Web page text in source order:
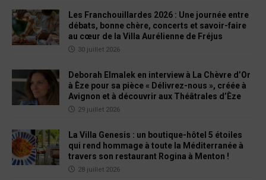
Les Franchouillardes 2026 : Une journée entre
débats, bonne chère, concerts et savoir-faire
au cœur de la Villa Aurélienne de Fréjus
30 juillet 2026
Deborah Elmalek en interview à La Chèvre d’Or
à Èze pour sa pièce « Délivrez-nous », créée à
Avignon et à découvrir aux Théâtrales d’Èze
29 juillet 2026
La Villa Genesis : un boutique-hôtel 5 étoiles
qui rend hommage à toute la Méditerranée à
travers son restaurant Rogina à Menton !
28 juillet 2026